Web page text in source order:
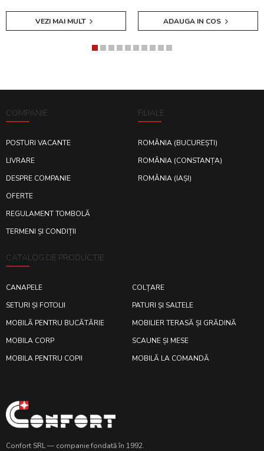
VEZI MAI MULT ADAUGA IN COS
COMPANIE
POSTURI VACANTE
LIVRARE
DESPRE COMPANIE
OFERTE
REGULAMENT TOMBOLĂ
TERMENI ȘI CONDIȚII
CATALOG DE PRODUCTIE
CANAPELE
COLȚARE
SETURI ȘI FOTOLII
PATURI ȘI SALTELE
MOBILĂ PENTRU BUCĂTĂRIE
MOBILIER TERASĂ ȘI GRĂDINĂ
MOBILA CORP
SCAUNE ȘI MESE
MOBILA PENTRU COPII
MOBILĂ LA COMANDĂ
FILIALE
ROMÂNIA (BUCUREȘTI)
ROMÂNIA (CONSTANȚA)
ROMÂNIA (IAȘI)
Confort SRL — companie fondată în 1992.